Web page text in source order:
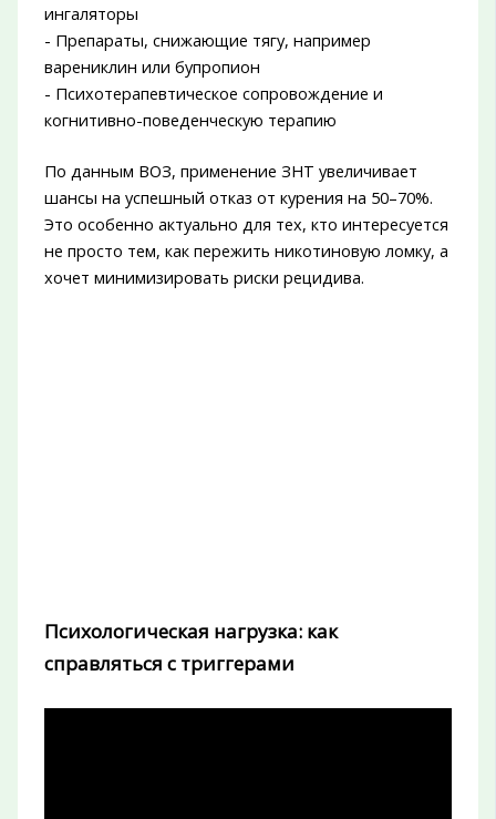
ингаляторы
- Препараты, снижающие тягу, например
варениклин или бупропион
- Психотерапевтическое сопровождение и
когнитивно-поведенческую терапию
По данным ВОЗ, применение ЗНТ увеличивает
шансы на успешный отказ от курения на 50–70%.
Это особенно актуально для тех, кто интересуется
не просто тем, как пережить никотиновую ломку, а
хочет минимизировать риски рецидива.
Психологическая нагрузка: как
справляться с триггерами